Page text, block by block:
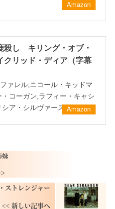
Amazon
殺し キリング・オブ・
クリッド・ディア（字幕
ァレル,ニコール・キッドマ
・コーガン,ラフィー・キャシ
シア・シルヴァーストーン
Amazon
妹
ストレンジャー